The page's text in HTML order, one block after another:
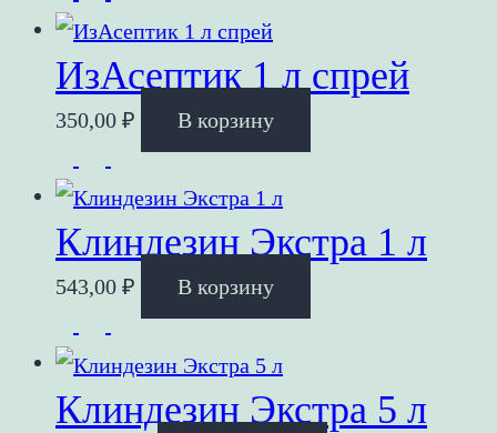
ИзАсептик 1 л спрей
350,00 ₽ В корзину
Клиндезин Экстра 1 л
543,00 ₽ В корзину
Клиндезин Экстра 5 л